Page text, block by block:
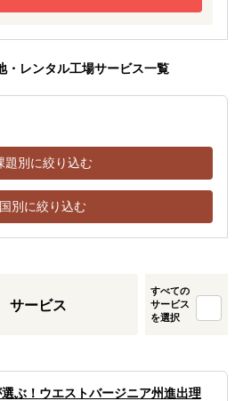
・レンタル工場サービス一覧
題別に絞り込む
国別に絞り込む
サービス
すべての
サービス
を選択
ぶ！ウエストバージニア州進出理